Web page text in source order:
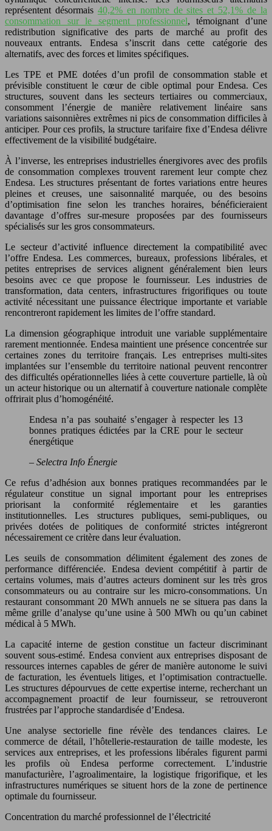
représentent désormais 40,2% en nombre de sites et 52,1% de la
consommation sur le segment professionnel, témoignant d’une
redistribution significative des parts de marché au profit des
nouveaux entrants. Endesa s’inscrit dans cette catégorie des
alternatifs, avec des forces et limites spécifiques.
Les TPE et PME dotées d’un profil de consommation stable et
prévisible constituent le cœur de cible optimal pour Endesa. Ces
structures, souvent dans les secteurs tertiaires ou commerciaux,
consomment l’énergie de manière relativement linéaire sans
variations saisonnières extrêmes ni pics de consommation difficiles à
anticiper. Pour ces profils, la structure tarifaire fixe d’Endesa délivre
effectivement de la visibilité budgétaire.
À l’inverse, les entreprises industrielles énergivores avec des profils
de consommation complexes trouvent rarement leur compte chez
Endesa. Les structures présentant de fortes variations entre heures
pleines et creuses, une saisonnalité marquée, ou des besoins
d’optimisation fine selon les tranches horaires, bénéficieraient
davantage d’offres sur-mesure proposées par des fournisseurs
spécialisés sur les gros consommateurs.
Le secteur d’activité influence directement la compatibilité avec
l’offre Endesa. Les commerces, bureaux, professions libérales, et
petites entreprises de services alignent généralement bien leurs
besoins avec ce que propose le fournisseur. Les industries de
transformation, data centers, infrastructures frigorifiques ou toute
activité nécessitant une puissance électrique importante et variable
rencontreront rapidement les limites de l’offre standard.
La dimension géographique introduit une variable supplémentaire
rarement mentionnée. Endesa maintient une présence concentrée sur
certaines zones du territoire français. Les entreprises multi-sites
implantées sur l’ensemble du territoire national peuvent rencontrer
des difficultés opérationnelles liées à cette couverture partielle, là où
un acteur historique ou un alternatif à couverture nationale complète
offrirait plus d’homogénéité.
Endesa n’a pas souhaité s’engager à respecter les 13
bonnes pratiques édictées par la CRE pour le secteur
énergétique
– Selectra Info Énergie
Ce refus d’adhésion aux bonnes pratiques recommandées par le
régulateur constitue un signal important pour les entreprises
priorisant la conformité réglementaire et les garanties
institutionnelles. Les structures publiques, semi-publiques, ou
privées dotées de politiques de conformité strictes intégreront
nécessairement ce critère dans leur évaluation.
Les seuils de consommation délimitent également des zones de
performance différenciée. Endesa devient compétitif à partir de
certains volumes, mais d’autres acteurs dominent sur les très gros
consommateurs ou au contraire sur les micro-consommations. Un
restaurant consommant 20 MWh annuels ne se situera pas dans la
même grille d’analyse qu’une usine à 500 MWh ou qu’un cabinet
médical à 5 MWh.
La capacité interne de gestion constitue un facteur discriminant
souvent sous-estimé. Endesa convient aux entreprises disposant de
ressources internes capables de gérer de manière autonome le suivi
de facturation, les éventuels litiges, et l’optimisation contractuelle.
Les structures dépourvues de cette expertise interne, recherchant un
accompagnement proactif de leur fournisseur, se retrouveront
frustrées par l’approche standardisée d’Endesa.
Une analyse sectorielle fine révèle des tendances claires. Le
commerce de détail, l’hôtellerie-restauration de taille modeste, les
services aux entreprises, et les professions libérales figurent parmi
les profils où Endesa performe correctement. L’industrie
manufacturière, l’agroalimentaire, la logistique frigorifique, et les
infrastructures numériques se situent hors de la zone de pertinence
optimale du fournisseur.
Concentration du marché professionnel de l’électricité